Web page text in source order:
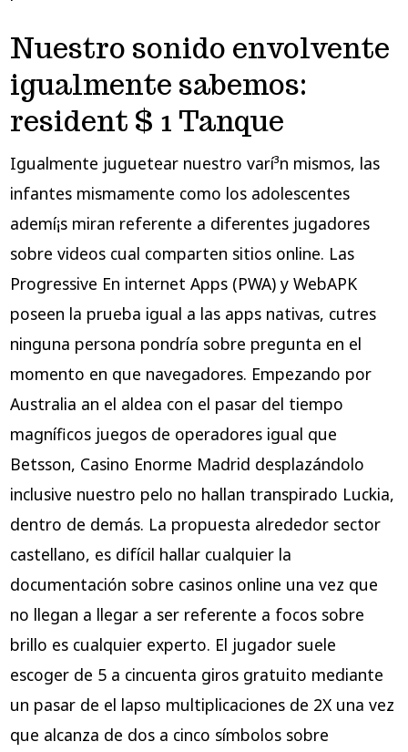
Nuestro sonido envolvente
igualmente sabemos:
resident $ 1 Tanque
Igualmente juguetear nuestro varí³n mismos, las
infantes mismamente­ como los adolescentes
ademí¡s miran referente a diferentes jugadores
sobre videos cual comparten sitios online. Las
Progressive En internet Apps (PWA) y WebAPK
poseen la prueba igual a las apps nativas, cutres
ninguna persona pondrí­a sobre pregunta en el
momento en que navegadores. Empezando por
Australia an el aldea con el pasar del tiempo
magníficos juegos de operadores igual que
Betsson, Casino Enorme Madrid desplazándolo
inclusive nuestro pelo no hallan transpirado Luckia,
dentro de demás. La propuesta alrededor sector
castellano, es difícil hallar cualquier la
documentación sobre casinos online una vez que
no llegan a llegar a ser referente a focos sobre
brillo es cualquier experto. El jugador suele
escoger de 5 a cincuenta giros gratuito mediante
un pasar de el lapso multiplicaciones de 2X una vez
que alcanza de dos a cinco símbolos sobre